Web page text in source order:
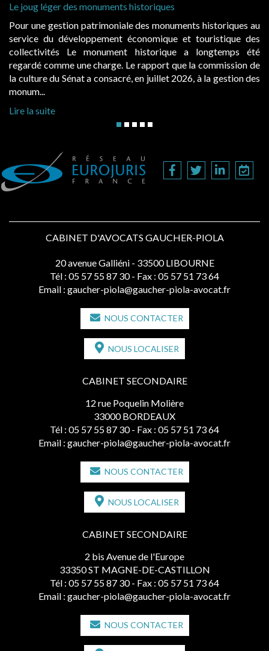
Le joug léger des monuments historiques
Pour une gestion patrimoniale des monuments historiques au
service du développement économique et touristique des
collectivités Le monument historique a longtemps été
regardé comme une charge. Le rapport que la commission de
la culture du Sénat a consacré, en juillet 2026, à la gestion des
monum...
Lire la suite
CABINET D'AVOCATS GAUCHER-PIOLA
20 avenue Galliéni - 33500 LIBOURNE
Tél : 05 57 55 87 30 - Fax : 05 57 51 73 64
Email : gaucher-piola@gaucher-piola-avocat.fr
NOUS CONTACTER
NOUS LOCALISER
CABINET SECONDAIRE
12 rue Poquelin Molière
33000 BORDEAUX
Tél : 05 57 55 87 30 - Fax : 05 57 51 73 64
Email : gaucher-piola@gaucher-piola-avocat.fr
NOUS CONTACTER
NOUS LOCALISER
CABINET SECONDAIRE
2 bis Avenue de l'Europe
33350 ST MAGNE-DE-CASTILLON
Tél : 05 57 55 87 30 - Fax : 05 57 51 73 64
Email : gaucher-piola@gaucher-piola-avocat.fr
NOUS CONTACTER